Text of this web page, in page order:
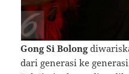
Gong Si Bolong
dari generasi ke